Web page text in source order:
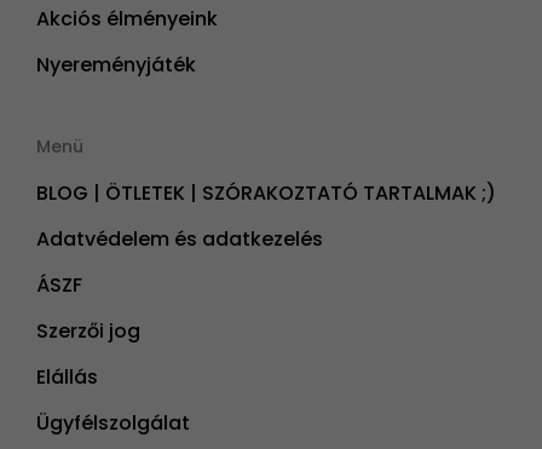
Akciós élményeink
Nyereményjáték
Menü
BLOG | ÖTLETEK | SZÓRAKOZTATÓ TARTALMAK ;)
Adatvédelem és adatkezelés
ÁSZF
Szerzői jog
Elállás
Ügyfélszolgálat